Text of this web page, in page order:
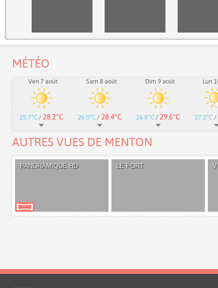
MÉTÉO
Ven 7 août
25.7°C / 28.2°C
Sam 8 août
26.0°C / 28.4°C
Dim 9 août
26.8°C / 29.6°C
Lun
27.2°C /
AUTRES VUES DE MENTON
PANORAMIQUE HD LE PORT